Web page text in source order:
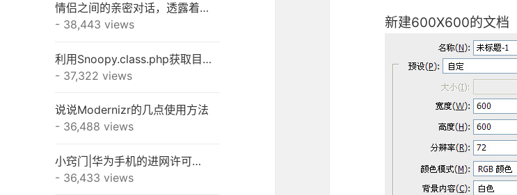
情侣之间的亲密对话，透露着一种淡淡的幸福！
- 38,443 views
利用Snoopy.class.php获取目标网站的META信息
- 37,322 views
说说Modernizr的几点使用方法
- 36,488 views
小窍门|华为手机的进网许可怎么查？
- 36,433 views
新建600X600的文档